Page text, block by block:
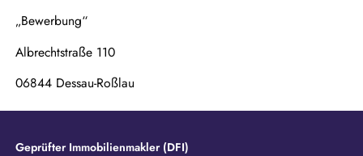
„Bewerbung“
Albrechtstraße 110
06844 Dessau-Roßlau
Geprüfter Immobilienmakler (DFI)